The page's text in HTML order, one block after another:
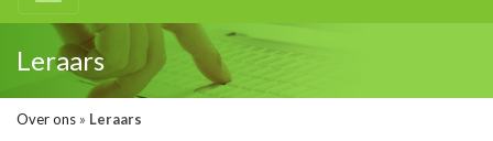
Leraars
Over ons » Leraars